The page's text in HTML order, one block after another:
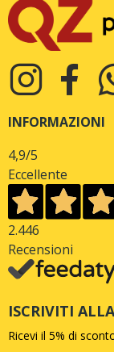
INFORMAZIONI
4,9/5
Eccellente
2.446
Recensioni
ISCRIVITI
Ricevi il 5% di